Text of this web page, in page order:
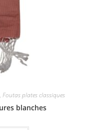
, Foutas plates classiques
blanches